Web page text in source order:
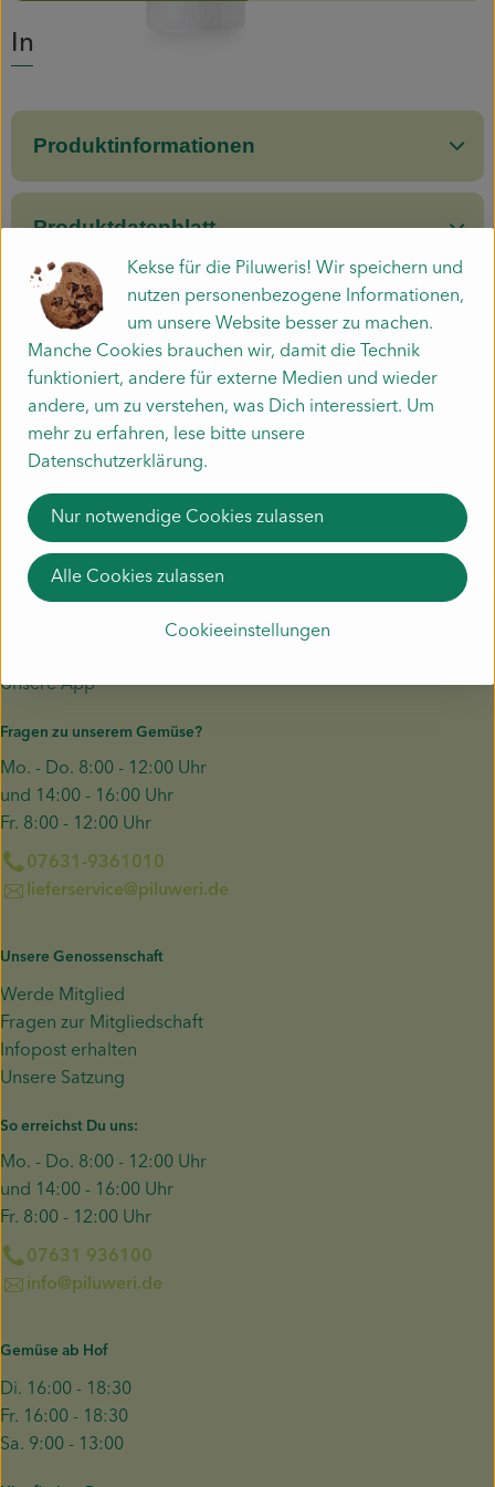
Info
Produktinformationen
Produktdatenblatt
Herkunft
Hersteller: IMN
i+m NATURKOSMETIK BERLIN
Unser Gemüse
Liefergebiet
Häufige Fragen zur Kiste
Unsere App
Fragen zu unserem Gemüse?
Mo. - Do. 8:00 - 12:00 Uhr
und 14:00 - 16:00 Uhr
Fr. 8:00 - 12:00 Uhr
07631-9361010
lieferservice@piluweri.de
Unsere Genossenschaft
Werde Mitglied
Fragen zur Mitgliedschaft
Infopost erhalten
Unsere Satzung
So erreichst Du uns:
Mo. - Do. 8:00 - 12:00 Uhr
und 14:00 - 16:00 Uhr
Fr. 8:00 - 12:00 Uhr
07631 936100
info@piluweri.de
Gemüse ab Hof
Di. 16:00 - 18:30
Fr. 16:00 - 18:30
Sa. 9:00 - 13:00
Kekse für die Piluweris! Wir speichern und
nutzen personenbezogene Informationen,
um unsere Website besser zu machen.
Manche Cookies brauchen wir, damit die Technik
funktioniert, andere für externe Medien und wieder
andere, um zu verstehen, was Dich interessiert. Um
mehr zu erfahren, lese bitte unsere
Datenschutzerklärung.
Cookieeinstellungen
Nur notwendige Cookies zulassen
Alle Cookies zulassen